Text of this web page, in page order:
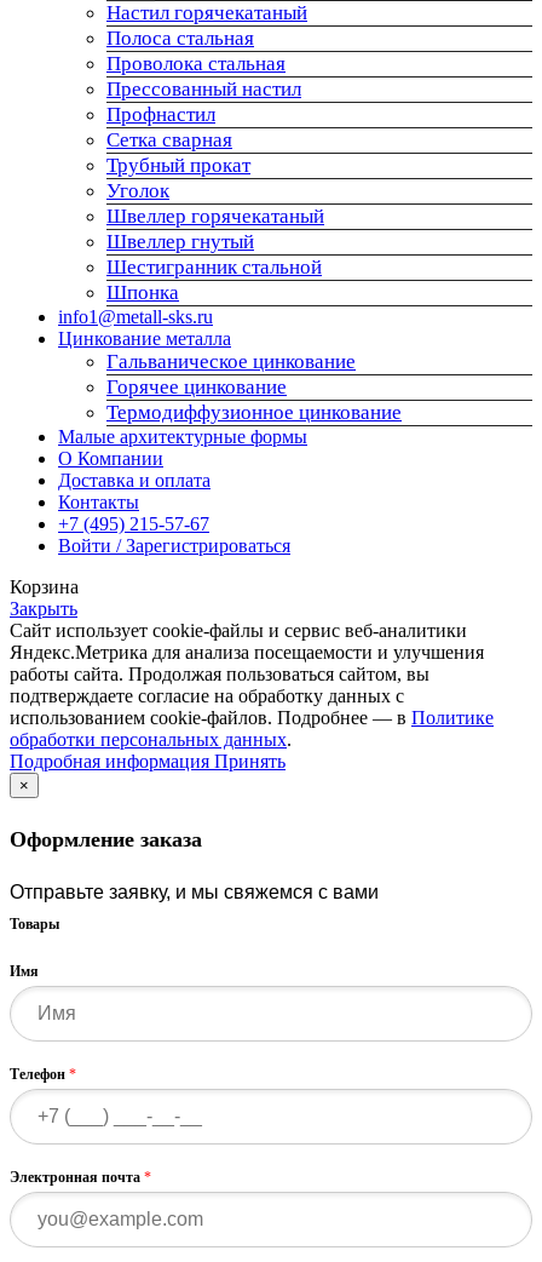
Настил горячекатаный
Полоса стальная
Проволока стальная
Прессованный настил
Профнастил
Сетка сварная
Трубный прокат
Уголок
Швеллер горячекатаный
Швеллер гнутый
Шестигранник стальной
Шпонка
info1@metall-sks.ru
Цинкование металла
Гальваническое цинкование
Горячее цинкование
Термодиффузионное цинкование
Малые архитектурные формы
О Компании
Доставка и оплата
Контакты
+7 (495) 215-57-67
Войти / Зарегистрироваться
Корзина
Закрыть
Сайт использует cookie-файлы и сервис веб-аналитики
Яндекс.Метрика для анализа посещаемости и улучшения
работы сайта. Продолжая пользоваться сайтом, вы
подтверждаете согласие на обработку данных с
использованием cookie-файлов. Подробнее — в Политике
обработки персональных данных.
Подробная информация Подробная
Принять
×
Оформление заказа
Отправьте заявку, и мы свяжемся с вами
Товары
Имя
Телефон *
Электронная почта *